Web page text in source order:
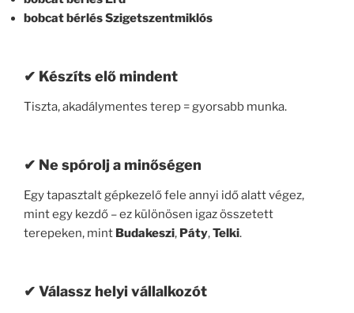
bobcat bérlés Szigetszentmiklós
✔ Készíts elő mindent
Tiszta, akadálymentes terep = gyorsabb munka.
✔ Ne spórolj a minőségen
Egy tapasztalt gépkezelő fele annyi idő alatt végez,
mint egy kezdő – ez különösen igaz összetett
terepeken, mint Budakeszi, Páty,Telki.
✔ Válassz helyi vállalkozót